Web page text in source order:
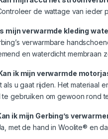
de wattage van ieder
mijn verwarmde kleding
verwarmbare
en waterdicht membraan
ik mijn verwarmde
als u gaat rijden. Het materiaal
te gebruiken om gewoon rond
ik mijn Gerbing’s
met de hand in Woolite® en